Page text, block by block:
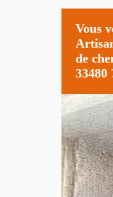
Vous
de
33480